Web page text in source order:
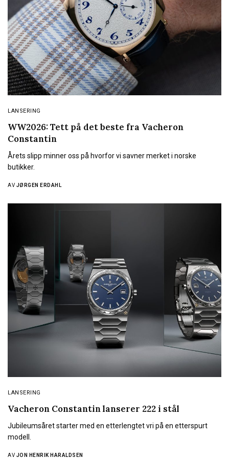
LANSERING
WW2026: Tett på det beste fra Vacheron
Constantin
Årets slipp minner oss på hvorfor vi savner merket i norske
butikker.
AV JØRGEN ERDAHL
LANSERING
Vacheron Constantin lanserer 222 i stål
Jubileumsåret starter med en etterlengtet vri på en etterspurt
modell.
AV JON HENRIK HARALDSEN